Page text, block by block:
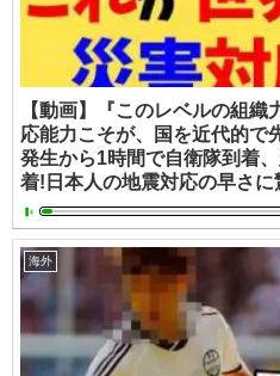
【動画】『このレベルの組
応能力こそが、国を近代的で
発生から1時間で自衛隊到着
着!日本人の地震対応の早さに
海外